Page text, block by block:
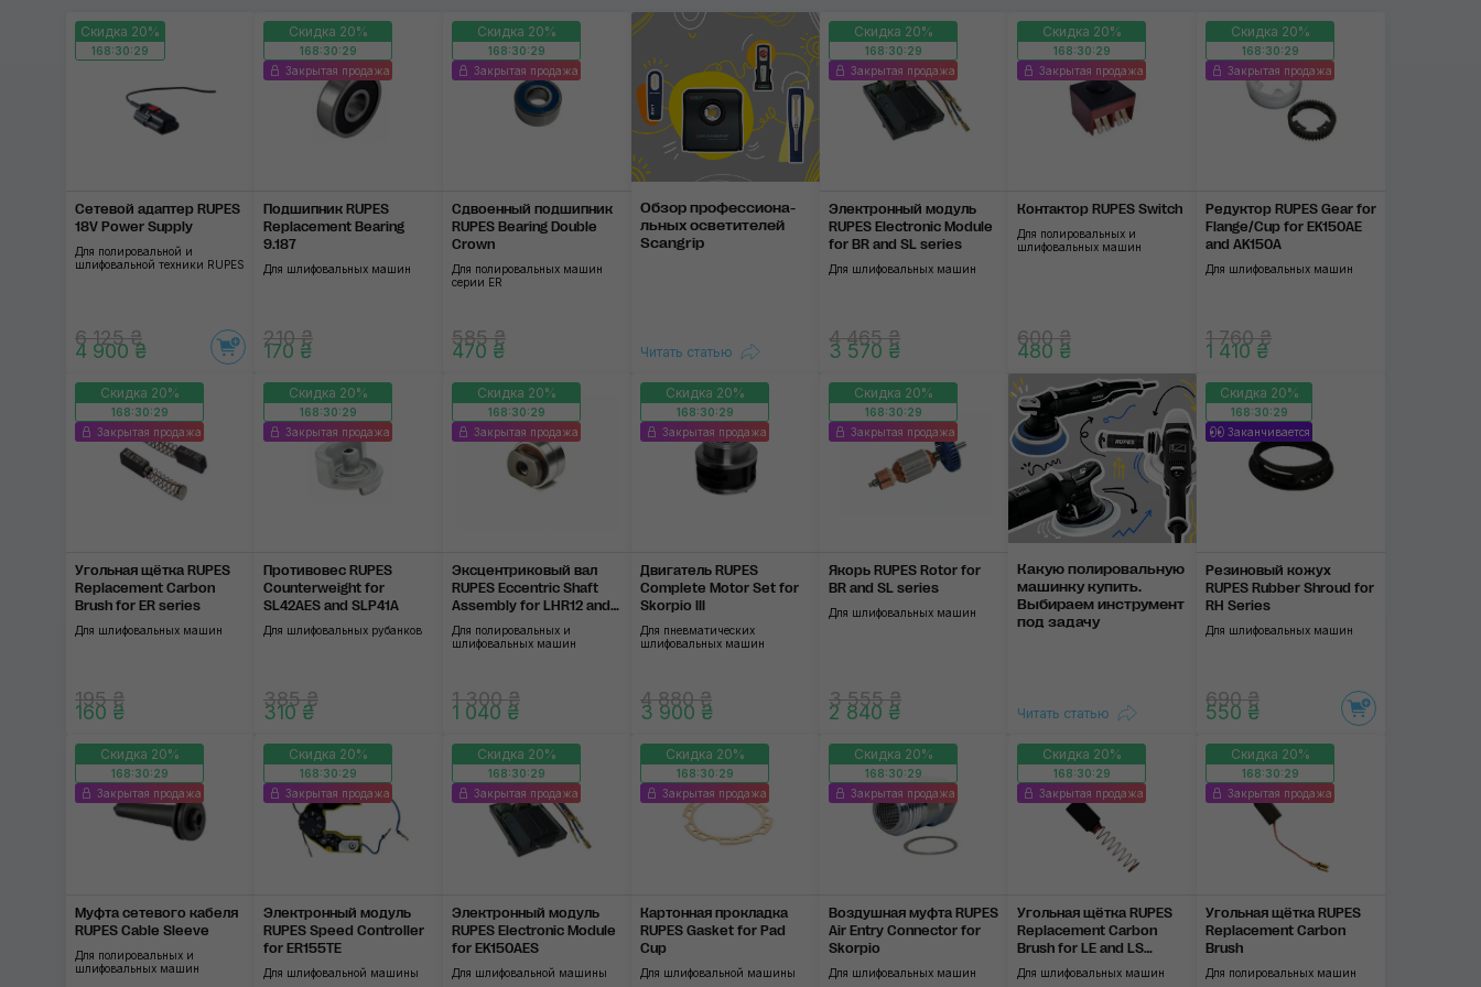
Торнадоры
Применить
Скидка 20%
168:30:28
Сетевой адаптер RUPES
18V Power Supply
Для полировальной и
шлифовальной техники RUPES
6 125 ₴
4 900 ₴
Скидка 20%
168:30:28
Закрытая продажа
Подшипник RUPES
Replacement Bearing
9.187
Для шлифовальных машин
210 ₴
170 ₴
Скидка 20%
168:30:28
Закрытая продажа
Сдвоенный подшип­ник
RUPES Bearing Double
Crown
Для полировальных машин
серии ER
585 ₴
470 ₴
Обзор профессиона­
ль­ных осветите­лей
Scangrip
Читать статью
Скидка 20%
168:30:28
Закрытая продажа
Электронный модуль
RUPES Electronic Module
for BR and SL series
Для шлифовальных машин
4 465 ₴
3 570 ₴
Скидка 20%
168:30:28
Закрытая продажа
Контактор RUPES Switch
Для полировальных и
шлифовальных машин
600 ₴
480 ₴
Скидка 20%
168:30:28
Закрытая продажа
Редуктор RUPES Gear for
Flange/Cup for EK150AE
and AK150A
Для шлифовальных машин
1 760 ₴
1 410 ₴
Скидка 20%
168:30:28
Закрытая продажа
Угольная щётка RUPES
Replacement Carbon
Brush for ER series
Для шлифовальных машин
195 ₴
160 ₴
Скидка 20%
168:30:28
Закрытая продажа
Противовес RUPES
Counterweight for
SL42AES and SLP41A
Для шлифовальных рубанков
385 ₴
310 ₴
Скидка 20%
168:30:28
Закрытая продажа
Эксцентриковый вал
RUPES Eccentric Shaft
Assembly for LHR12 and
ER series
Для полировальных и
шлифовальных машин
1 300 ₴
1 040 ₴
Скидка 20%
168:30:28
Закрытая продажа
Двигатель RUPES
Complete Motor Set for
Skorpio III
Для пневматических
шлифовальных машин
4 880 ₴
3 900 ₴
Скидка 20%
168:30:28
Закрытая продажа
Якорь RUPES Rotor for
BR and SL series
Для шлифовальных машин
3 555 ₴
2 840 ₴
Какую полировальную
ма­шин­ку ку­пить.
Выби­раем инс­тру­мент
под задачу
Читать статью
Скидка 20%
168:30:28
Заканчивается
Резиновый кожух
RUPES Rubber Shroud for
RH Series
Для шлифовальных машин
690 ₴
550 ₴
Скидка 20%
168:30:28
Закрытая продажа
Муфта сетевого кабеля
RUPES Cable Sleeve
Для полировальных и
шлифовальных машин
Скидка 20%
168:30:28
Закрытая продажа
Электронный модуль
RUPES Speed Controller
for ER155TE
Для шлифовальной машины
Скидка 20%
168:30:28
Закрытая продажа
Электронный модуль
RUPES Electronic Module
for EK150AES
Для шлифовальной машины
Скидка 20%
168:30:28
Закрытая продажа
Картонная прокладка
RUPES Gasket for Pad
Cup
Для шлифовальной машины
Скидка 20%
168:30:28
Закрытая продажа
Воздушная муфта RUPES
Air Entry Connector for
Skorpio
Для шлифовальных машин
Скидка 20%
168:30:28
Закрытая продажа
Угольная щётка RUPES
Replacement Carbon
Brush for LE and LS
series
Для шлифовальных машин
Скидка 20%
168:30:28
Закрытая продажа
Угольная щётка RUPES
Replacement Carbon
Brush
Для полировальных машин